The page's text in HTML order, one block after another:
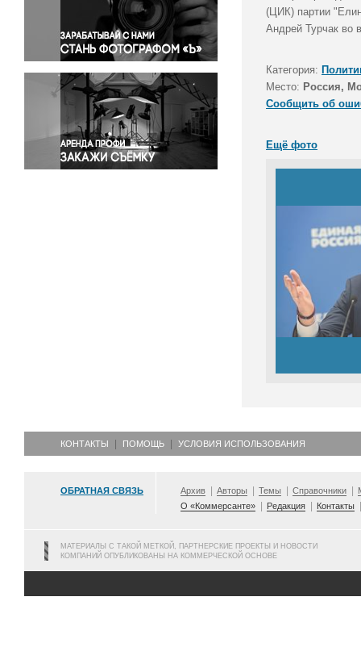
Правосудие
Происшествия и конфликты
Религия
Светская жизнь
Спорт
Экология
Экономика и бизнес
(ЦИК) партии
Андрей Турчак во
Категория:
Место: Россия,
Сообщить об
Ещё фото
КОНТАКТЫ ПОМОЩЬ УСЛОВИЯ ИСПОЛЬЗОВАНИЯ
ОБРАТНАЯ СВЯЗЬ Архив Авторы Темы Справочники
О «Коммерсанте»
Редакция Контакты
МАТЕРИАЛЫ С ТАКОЙ МЕТКОЙ, ПАРТНЕРСКИЕ ПРОЕКТЫ И НОВОСТИ
КОМПАНИЙ ОПУБЛИКОВАНЫ НА КОММЕРЧЕСКОЙ ОСНОВЕ